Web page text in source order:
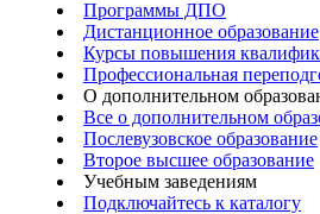
Программы ДПО
Дистанционное образование
Курсы повышения
Профессиональная
О дополнительном
Все о дополнительном
Послевузовское образование
Второе высшее образование
Учебным заведениям
Подключайтесь к каталогу